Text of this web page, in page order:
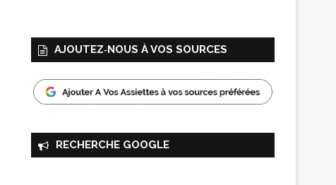
AJOUTEZ‑NOUS À VOS SOURCES
RECHERCHE GOOGLE